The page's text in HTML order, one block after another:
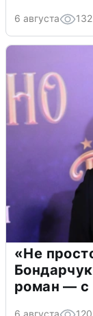
6 августа 132
«Не
роман — с
6 августа 120